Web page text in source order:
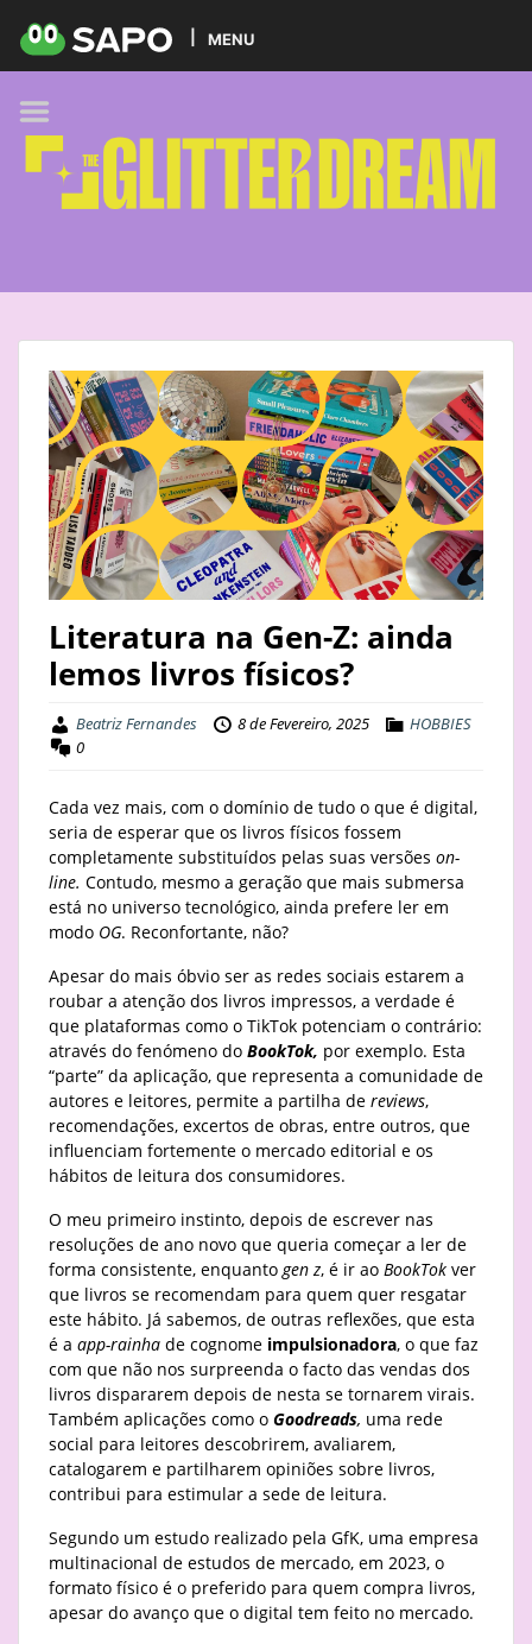
MENU
Literatura na Gen-Z: ainda
lemos livros físicos?
Beatriz Fernandes 8 de Fevereiro, 2025
HOBBIES
0
Cada vez mais, com o domínio de tudo o que é digital,
seria de esperar que os livros físicos fossem
completamente substituídos pelas suas versões on-
line. Contudo, mesmo a geração que mais submersa
está no universo tecnológico, ainda prefere ler em
modo OG. Reconfortante, não?
Apesar do mais óbvio ser as redes sociais estarem a
roubar a atenção dos livros impressos, a verdade é
que plataformas como o TikTok potenciam o contrário:
através do fenómeno do BookTok, por exemplo. Esta
“parte” da aplicação, que representa a comunidade de
autores e leitores, permite a partilha de reviews,
recomendações, excertos de obras, entre outros, que
influenciam fortemente o mercado editorial e os
hábitos de leitura dos consumidores.
O meu primeiro instinto, depois de escrever nas
resoluções de ano novo que queria começar a ler de
forma consistente, enquantogen z, é ir ao BookTok ver
que livros se recomendam para quem quer resgatar
este hábito. Já sabemos, de outras reflexões, que esta
é a app-rainha de cognome impulsionadora, o que faz
com que não nos surpreenda o facto das vendas dos
livros dispararem depois de nesta se tornarem virais.
Também aplicações como o Goodreads, uma rede
social para leitores descobrirem, avaliarem,
catalogarem e partilharem opiniões sobre livros,
contribui para estimular a sede de leitura.
Segundo um estudo realizado pela GfK, uma empresa
multinacional de estudos de mercado, em 2023, o
formato físico é o preferido para quem compra livros,
apesar do avanço que o digital tem feito no mercado.
HOME
PODCAST
GLITTER BRANDS
KIDS
TREND
BEAUTY
PETS
MUSIC
STAY
BUSINESS
ABOUT